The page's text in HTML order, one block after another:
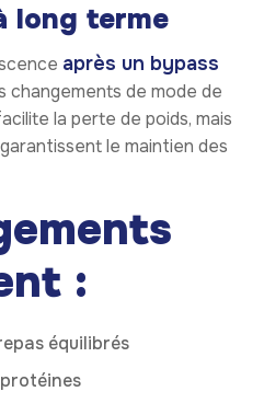
long terme
après un bypass
changements de mode de
la perte de poids, mais
le maintien des
:
équilibrés